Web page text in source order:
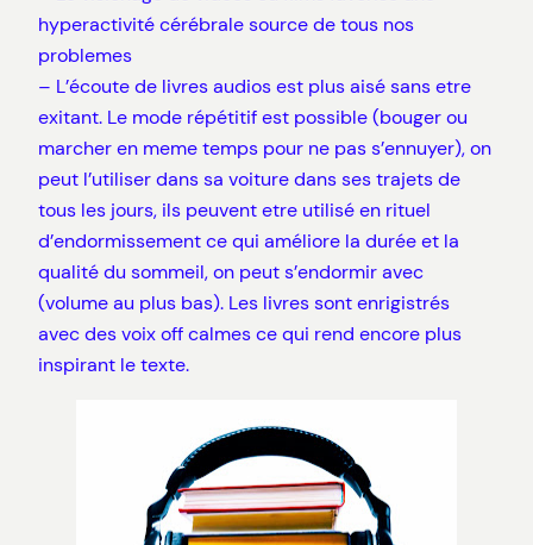
hyperactivité cérébrale source de tous nos
problemes
– L’écoute de livres audios est plus aisé sans etre
exitant. Le mode répétitif est possible (bouger ou
marcher en meme temps pour ne pas s’ennuyer), on
peut l’utiliser dans sa voiture dans ses trajets de
tous les jours, ils peuvent etre utilisé en rituel
d’endormissement ce qui améliore la durée et la
qualité du sommeil, on peut s’endormir avec
(volume au plus bas). Les livres sont enrigistrés
avec des voix off calmes ce qui rend encore plus
inspirant le texte.